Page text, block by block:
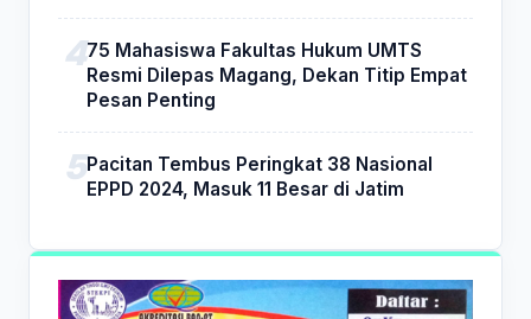
75 Mahasiswa Fakultas Hukum UMTS
Resmi Dilepas Magang, Dekan Titip Empat
Pesan Penting
Pacitan Tembus Peringkat 38 Nasional
EPPD 2024, Masuk 11 Besar di Jatim